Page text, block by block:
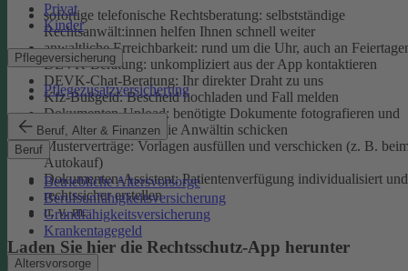
Privat
Kinder
Pflegeversicherung
Pflegezusatzversicherung
Beruf, Alter & Finanzen
Beruf
Betriebliche Altersvorsorge
Berufsunfähigkeitsversicherung
Grundfähigkeitsversicherung
Krankentagegeld
Altersvorsorge
sofortige telefonische Rechtsberatung: selbstständige
Rechtsanwält:innen helfen Ihnen schnell weiter
anwaltliche Erreichbarkeit: rund um die Uhr, auch an
DEVK-Beratung: unkompliziert aus der App kontaktieren
DEVK-Chat-Beratung: Ihr direkter Draht zu uns
Kfz-Bußgeld: Bescheid hochladen und Fall melden
Dokumenten-Upload: benötigte Dokumente fotografieren und
an den Anwalt oder die Anwältin schicken
Musterverträge: Vorlagen ausfüllen und verschicken (z. B.
Autokauf)
Dokumenten-Assistent: Patientenverfügung individualisiert und
rechtssicher erstellen
u. v. m.
Laden Sie hier die Rechtsschutz-App herunter